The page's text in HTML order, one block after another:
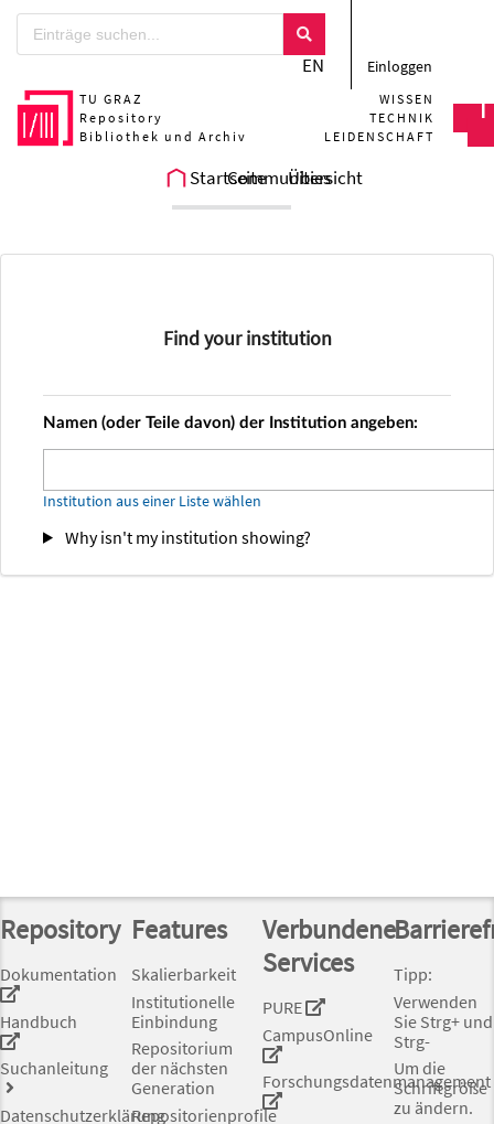
Zum Hauptteil springen
EN Einloggen
TU GRAZ
Repository
Bibliothek und Archiv
WISSEN
TECHNIK
LEIDENSCHAFT
StartseiteCommunities
Übersicht
Find your institution
Namen (oder Teile davon) der Institution angeben:
Institution aus einer Liste wählen
Why isn't my institution showing?
Repository
Dokumentation
Handbuch
Suchanleitung
Datenschutzerklärung
Features
Skalierbarkeit
Institutionelle
Einbindung
Repositorium
der nächsten
Generation
Repositorienprofile
Verbundene
Services
PURE
CampusOnline
Forschungsdatenmanagement
Tipp:
Verwenden
Sie Strg+ und
Strg-
Um die
Schriftgröße
zu ändern.